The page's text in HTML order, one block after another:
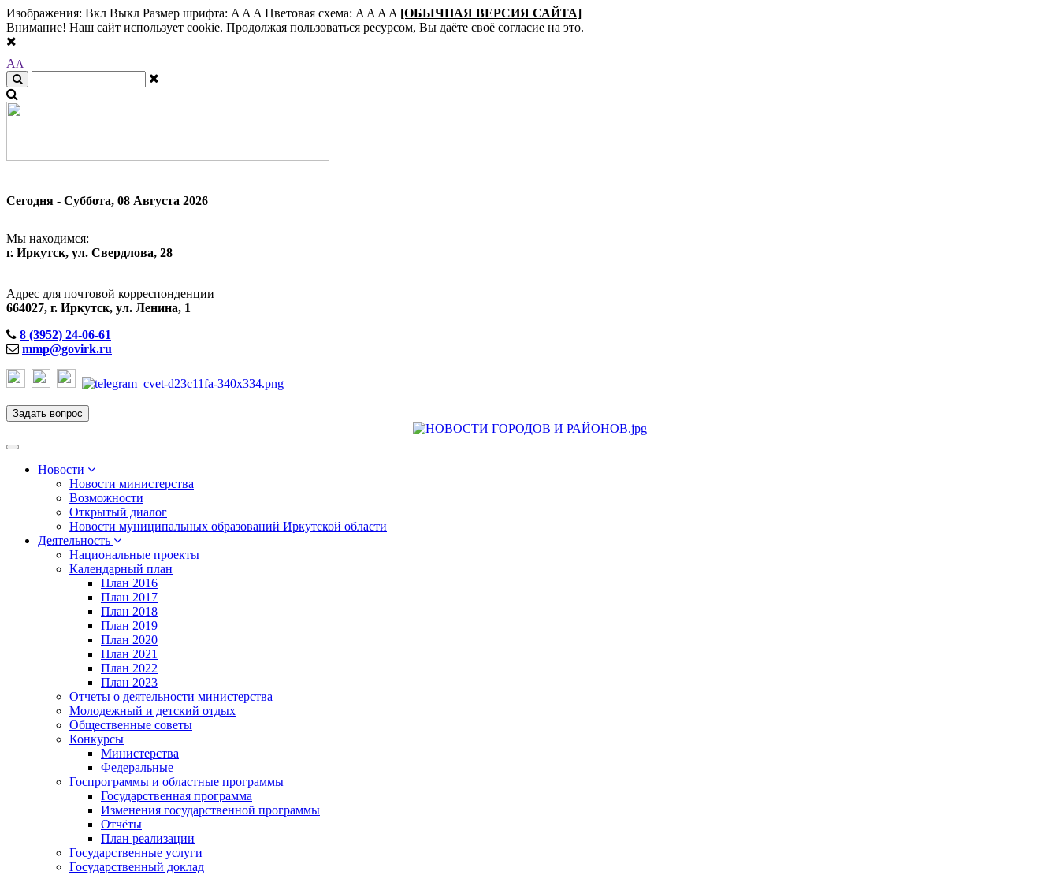
Изображения: Вкл Выкл Размер шрифта: A A A Цветовая схема: A A A A [ОБЫЧНАЯ ВЕРСИЯ САЙТА]
Внимание! Наш сайт использует cookie. Продолжая пользоваться ресурсом, Вы даёте своё согласие на это.
AA
Сегодня - Суббота, 08 Августа 2026
Мы находимся:
г. Иркутск, ул. Свердлова, 28
Адрес для почтовой корреспонденции
664027, г. Иркутск, ул. Ленина, 1
8 (3952) 24-06-61
mmp@govirk.ru
Задать вопрос
Toggle
navigationНовости
Новости министерства
Возможности
Открытый диалог
Новости муниципальных образований Иркутской области
Деятельность
Национальные проекты
Календарный план
План 2016
План 2017
План 2018
План 2019
План 2020
План 2021
План 2022
План 2023
Отчеты о деятельности министерства
Молодежный и детский отдых
Общественные советы
Конкурсы
Министерства
Федеральные
Госпрограммы и областные программы
Государственная программа
Изменения государственной программы
Отчёты
План реализации
Государственные услуги
Государственный доклад